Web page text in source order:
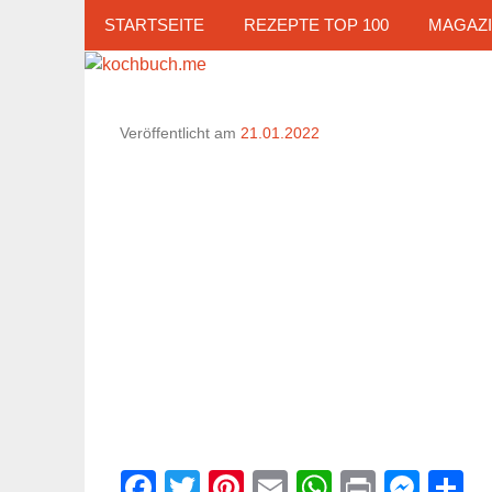
springen
STARTSEITE REZEPTE TOP 100
Veröffentlicht am 21.01.2022